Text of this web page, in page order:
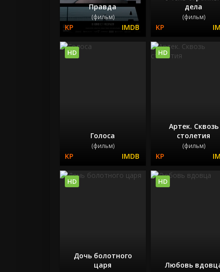
Правда
(фильм)
дела
(фильм)
Голоса
(фильм)
HD
Артек. Сквозь
столетия
(фильм)
HD
Дочь болотного
царя
HD
Любовь
HD